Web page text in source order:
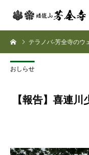
テラノバ-芳全寺のウ
おしらせ
【報告】喜連